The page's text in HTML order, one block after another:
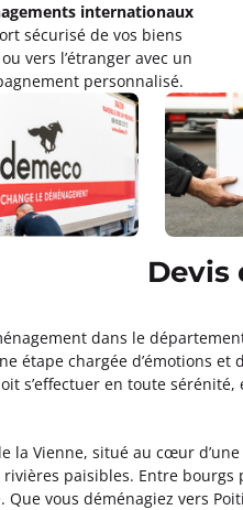
internationaux
sécurisé de vos biens
vers l’étranger avec un
personnalisé.
Devis
dans le
étape chargée d’émotions et
s’effectuer en toute
la Vienne, situé au cœur
rivières paisibles. Entre
Que vous déménagiez vers